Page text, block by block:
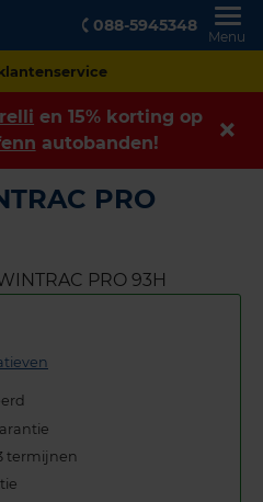
088-5945348
Menu
betalen
en 15% korting op
autobanden!
PRO
termijnen